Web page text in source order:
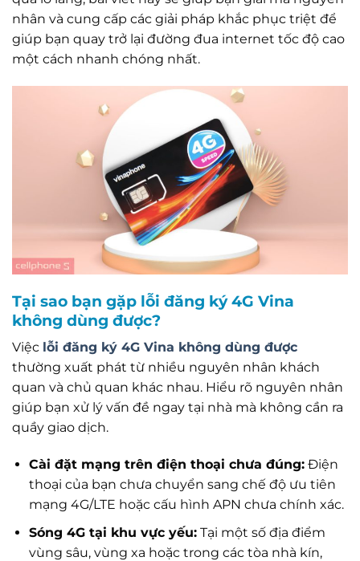
nhân và cung cấp các giải pháp khắc phục triệt để
giúp bạn quay trở lại đường đua internet tốc độ cao
một cách nhanh chóng nhất.
Tại sao bạn gặp lỗi đăng ký 4G Vina
không dùng được?
Việc lỗi đăng ký 4G Vina không dùng được
thường xuất phát từ nhiều nguyên nhân khách
quan và chủ quan khác nhau. Hiểu rõ nguyên nhân
giúp bạn xử lý vấn đề ngay tại nhà mà không cần ra
quầy giao dịch.
Cài đặt mạng trên điện thoại chưa đúng:Điện
thoại của bạn chưa chuyển sang chế độ ưu tiên
mạng 4G/LTE hoặc cấu hình APN chưa chính xác.
Sóng 4G tại khu vực yếu:Tại một số địa điểm
vùng sâu, vùng xa hoặc trong các tòa nhà kín,